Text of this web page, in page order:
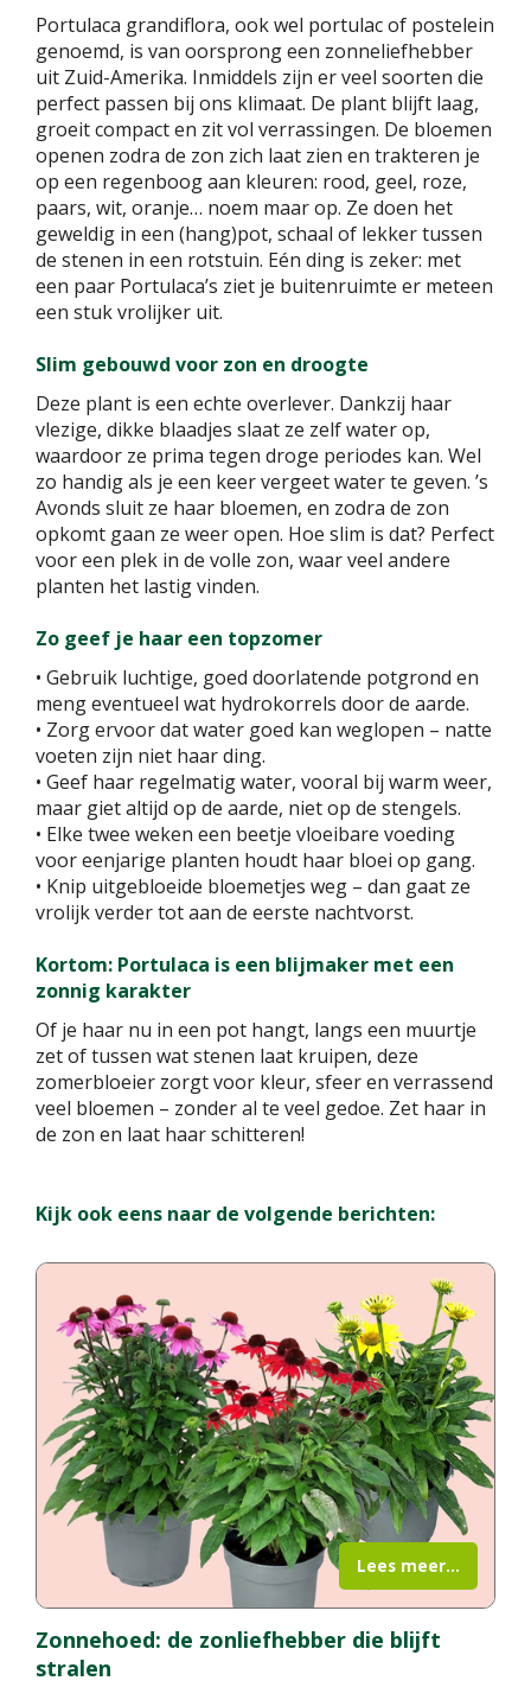
Portulaca grandiflora, ook wel portulac of postelein
genoemd, is van oorsprong een zonneliefhebber
uit Zuid-Amerika. Inmiddels zijn er veel soorten die
perfect passen bij ons klimaat. De plant blijft laag,
groeit compact en zit vol verrassingen. De bloemen
openen zodra de zon zich laat zien en trakteren je
op een regenboog aan kleuren: rood, geel, roze,
paars, wit, oranje… noem maar op. Ze doen het
geweldig in een (hang)pot, schaal of lekker tussen
de stenen in een rotstuin. Eén ding is zeker: met
een paar Portulaca’s ziet je buitenruimte er meteen
een stuk vrolijker uit.
Slim gebouwd voor zon en droogte
Deze plant is een echte overlever. Dankzij haar
vlezige, dikke blaadjes slaat ze zelf water op,
waardoor ze prima tegen droge periodes kan. Wel
zo handig als je een keer vergeet water te geven. ’s
Avonds sluit ze haar bloemen, en zodra de zon
opkomt gaan ze weer open. Hoe slim is dat? Perfect
voor een plek in de volle zon, waar veel andere
planten het lastig vinden.
Zo geef je haar een topzomer
• Gebruik luchtige, goed doorlatende potgrond en
meng eventueel wat hydrokorrels door de aarde.
• Zorg ervoor dat water goed kan weglopen – natte
voeten zijn niet haar ding.
• Geef haar regelmatig water, vooral bij warm weer,
maar giet altijd op de aarde, niet op de stengels.
• Elke twee weken een beetje vloeibare voeding
voor eenjarige planten houdt haar bloei op gang.
• Knip uitgebloeide bloemetjes weg – dan gaat ze
vrolijk verder tot aan de eerste nachtvorst.
Kortom: Portulaca is een blijmaker met een
zonnig karakter
Of je haar nu in een pot hangt, langs een muurtje
zet of tussen wat stenen laat kruipen, deze
zomerbloeier zorgt voor kleur, sfeer en verrassend
veel bloemen – zonder al te veel gedoe. Zet haar in
de zon en laat haar schitteren!
Kijk ook eens naar de volgende berichten:
Zonnehoed: de zonliefhebber die blijft
stralen
Lees meer...